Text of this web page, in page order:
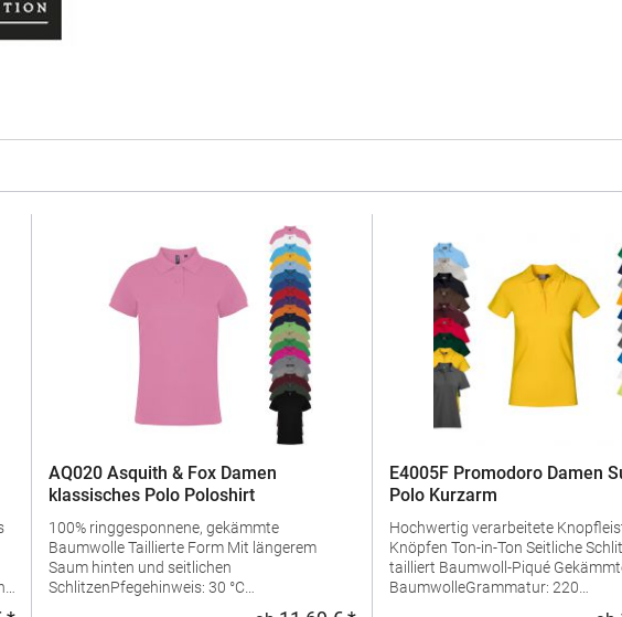
AQ020 Asquith & Fox Damen
klassisches Polo Poloshirt
100% ringgesponnene, gekämmte
Baumwolle Taillierte Form Mit längerem
Saum hinten und seitlichen
SchlitzenPfegehinweis: 30 °C
E4005F Promodoro Damen
Polo Kurzarm
Hochwertig verarbeitete
Knöpfen Ton-in-Ton Seitliche Schlitze Leicht
tailliert Baumwoll-Piqué Gekämmte
BaumwolleGrammatur: 220